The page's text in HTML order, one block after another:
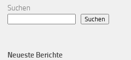
Suchen
Suchen
Neueste Berichte